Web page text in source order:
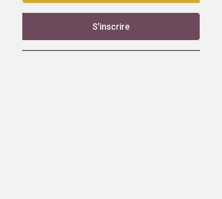
S'inscrire